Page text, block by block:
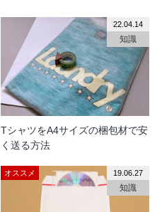
TシャツをA4サイズの梱包材で安
く送る方法
知識
22.04.14
オススメ
知識
19.06.27